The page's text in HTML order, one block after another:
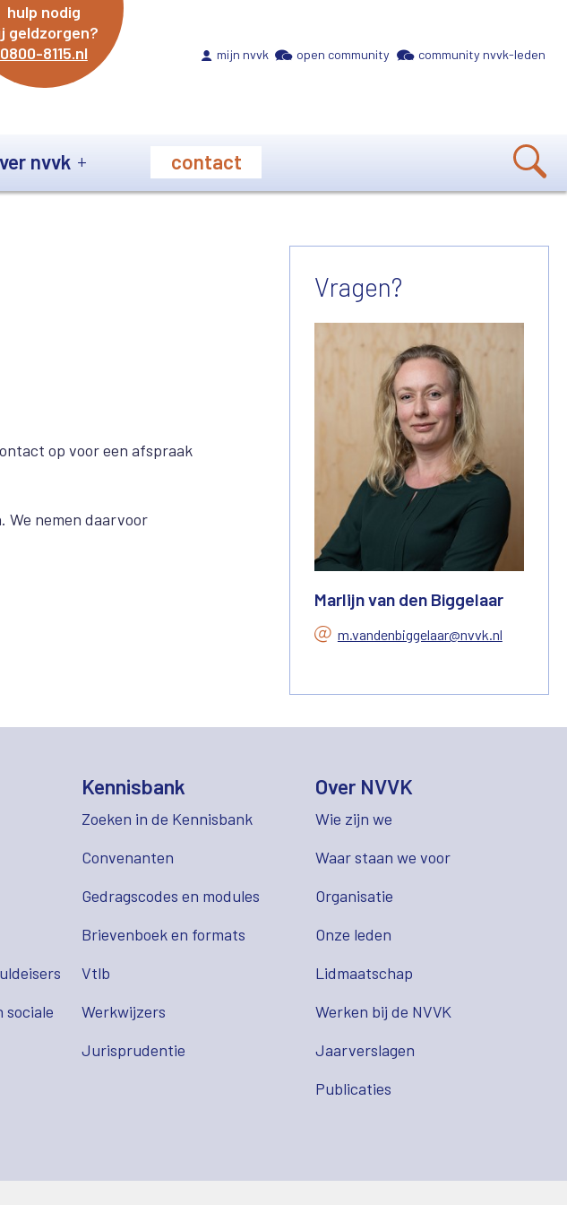
hulp nodig
geldzorgen?
0800-8115.nl
mijn nvvk open community community nvvk-leden
nvvk contact
op voor een afspraak
We nemen daarvoor
Vragen?
Marlijn van den Biggelaar
m.vandenbiggelaar@nvvk.nl
sociale
Kennisbank
Zoeken in de Kennisbank
Convenanten
Gedragscodes en modules
Brievenboek en formats
Vtlb
Werkwijzers
Jurisprudentie
Over NVVK
Wie zijn we
Waar staan we voor
Organisatie
Onze leden
Lidmaatschap
Werken bij de NVVK
Jaarverslagen
Publicaties